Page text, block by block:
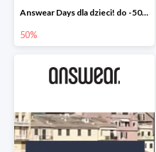
Answear Days dla dzieci! do -50%
50%